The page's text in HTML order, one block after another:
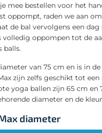
mee bestellen voor het
oppompt, raden we aan
de bal vervolgens een
volledig oppompen tot de
balls.
van 75 cm en is in
zijn zelfs geschikt tot
yoga ballen zijn 65 cm en
diameter en de
diameter